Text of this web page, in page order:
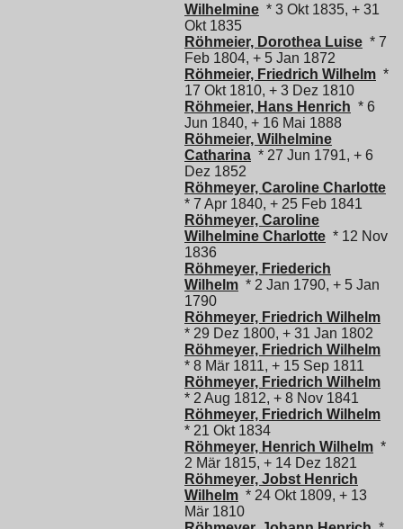
Wilhelmine * 3 Okt 1835, + 31
Okt 1835
Röhmeier, Dorothea Luise * 7
Feb 1804, + 5 Jan 1872
Röhmeier, Friedrich Wilhelm *
17 Okt 1810, + 3 Dez 1810
Röhmeier, Hans Henrich * 6
Jun 1840, + 16 Mai 1888
Röhmeier, Wilhelmine
Catharina * 27 Jun 1791, + 6
Dez 1852
Röhmeyer, Caroline Charlotte
* 7 Apr 1840, + 25 Feb 1841
Röhmeyer, Caroline
Wilhelmine Charlotte * 12 Nov
1836
Röhmeyer, Friederich
Wilhelm * 2 Jan 1790, + 5 Jan
1790
Röhmeyer, Friedrich Wilhelm
* 29 Dez 1800, + 31 Jan 1802
Röhmeyer, Friedrich Wilhelm
* 8 Mär 1811, + 15 Sep 1811
Röhmeyer, Friedrich Wilhelm
* 2 Aug 1812, + 8 Nov 1841
Röhmeyer, Friedrich Wilhelm
* 21 Okt 1834
Röhmeyer, Henrich Wilhelm *
2 Mär 1815, + 14 Dez 1821
Röhmeyer, Jobst Henrich
Wilhelm * 24 Okt 1809, + 13
Mär 1810